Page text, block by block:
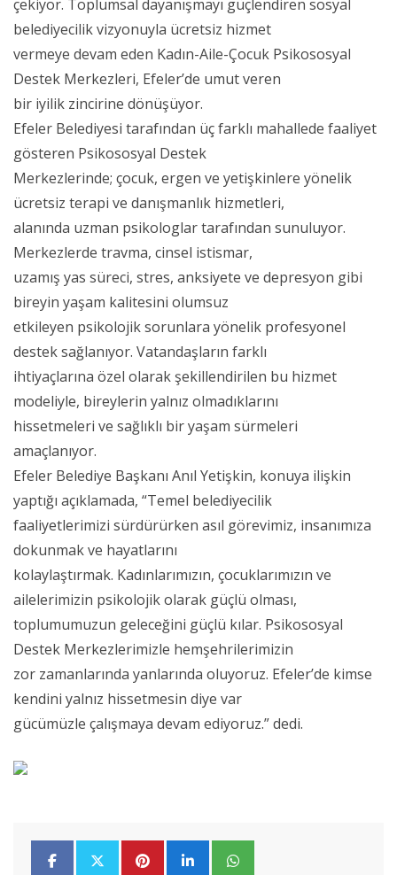
çekiyor. Toplumsal dayanışmayı güçlendiren sosyal
belediyecilik vizyonuyla ücretsiz hizmet
vermeye devam eden Kadın-Aile-Çocuk Psikososyal
Destek Merkezleri, Efeler’de umut veren
bir iyilik zincirine dönüşüyor.
Efeler Belediyesi tarafından üç farklı mahallede faaliyet
gösteren Psikososyal Destek
Merkezlerinde; çocuk, ergen ve yetişkinlere yönelik
ücretsiz terapi ve danışmanlık hizmetleri,
alanında uzman psikologlar tarafından sunuluyor.
Merkezlerde travma, cinsel istismar,
uzamış yas süreci, stres, anksiyete ve depresyon gibi
bireyin yaşam kalitesini olumsuz
etkileyen psikolojik sorunlara yönelik profesyonel
destek sağlanıyor. Vatandaşların farklı
ihtiyaçlarına özel olarak şekillendirilen bu hizmet
modeliyle, bireylerin yalnız olmadıklarını
hissetmeleri ve sağlıklı bir yaşam sürmeleri
amaçlanıyor.
Efeler Belediye Başkanı Anıl Yetişkin, konuya ilişkin
yaptığı açıklamada, “Temel belediyecilik
faaliyetlerimizi sürdürürken asıl görevimiz, insanımıza
dokunmak ve hayatlarını
kolaylaştırmak. Kadınlarımızın, çocuklarımızın ve
ailelerimizin psikolojik olarak güçlü olması,
toplumumuzun geleceğini güçlü kılar. Psikososyal
Destek Merkezlerimizle hemşehrilerimizin
zor zamanlarında yanlarında oluyoruz. Efeler’de kimse
kendini yalnız hissetmesin diye var
gücümüzle çalışmaya devam ediyoruz.” dedi.